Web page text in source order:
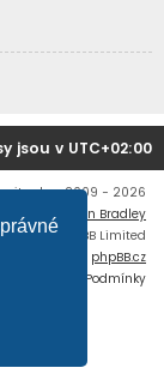
jsou v UTC+02:00
2009 - 2026
Flat Style by
Ian Bradley
© phpBB Limited
phpBB.cz
Podmínky